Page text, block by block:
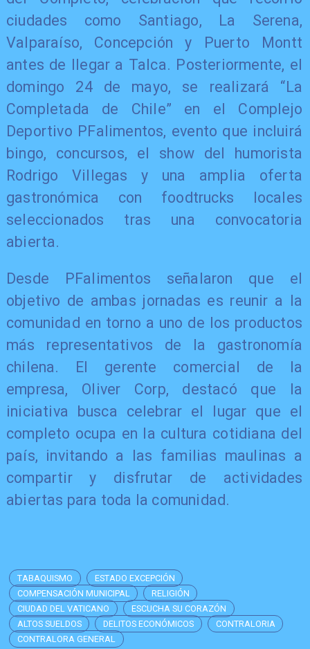
ciudades como Santiago, La Serena,
Valparaíso, Concepción y Puerto Montt
antes de llegar a Talca. Posteriormente, el
domingo 24 de mayo, se realizará “La
Completada de Chile” en el Complejo
Deportivo PFalimentos, evento que incluirá
bingo, concursos, el show del humorista
Rodrigo Villegas y una amplia oferta
gastronómica con foodtrucks locales
seleccionados tras una convocatoria
abierta.
Desde PFalimentos señalaron que el
objetivo de ambas jornadas es reunir a la
comunidad en torno a uno de los productos
más representativos de la gastronomía
chilena. El gerente comercial de la
empresa, Oliver Corp, destacó que la
iniciativa busca celebrar el lugar que el
completo ocupa en la cultura cotidiana del
país, invitando a las familias maulinas a
compartir y disfrutar de actividades
abiertas para toda la comunidad.
TABAQUISMO
ESTADO EXCEPCIÓN
COMPENSACIÓN MUNICIPAL
RELIGIÓN
CIUDAD DEL VATICANO
ESCUCHA SU CORAZÓN
ALTOS SUELDOS
DELITOS ECONÓMICOS
CONTRALORIA
CONTRALORA GENERAL